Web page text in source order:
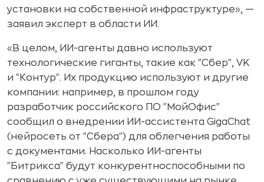
установки на собственной инфраструктуре», —
заявил эксперт в области ИИ.
«В целом, ИИ-агенты давно используют
технологические гиганты, такие как "Сбер", VK
и "Контур". Их продукцию используют и другие
компании: например, в прошлом году
разработчик российского ПО "МойОфис"
сообщил о внедрении ИИ-ассистента GigaChat
(нейросеть от "Сбера") для облегчения работы
с документами. Насколько ИИ-агенты
"Битрикса" будут конкурентноспособными по